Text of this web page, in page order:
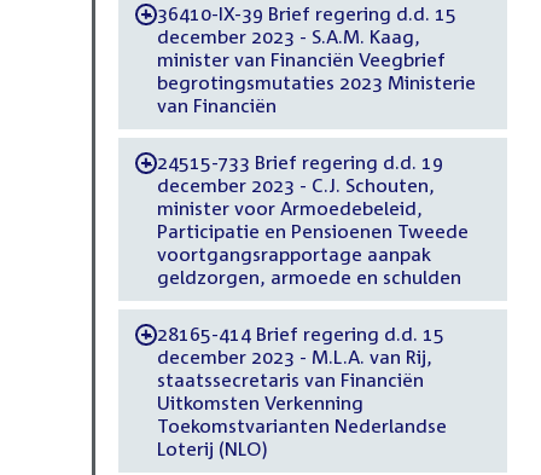
-36410-IX-39 Brief regering d.d. 15
december 2023 - S.A.M. Kaag,
minister van Financiën Veegbrief
begrotingsmutaties 2023 Ministerie
van Financiën
-24515-733 Brief regering d.d. 19
december 2023 - C.J. Schouten,
minister voor Armoedebeleid,
Participatie en Pensioenen Tweede
voortgangsrapportage aanpak
geldzorgen, armoede en schulden
-28165-414 Brief regering d.d. 15
december 2023 - M.L.A. van Rij,
staatssecretaris van Financiën
Uitkomsten Verkenning
Toekomstvarianten Nederlandse
Loterij (NLO)